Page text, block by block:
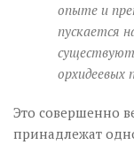
опыте и
пускается
орхидеевых
Это совершенно
принадлежат